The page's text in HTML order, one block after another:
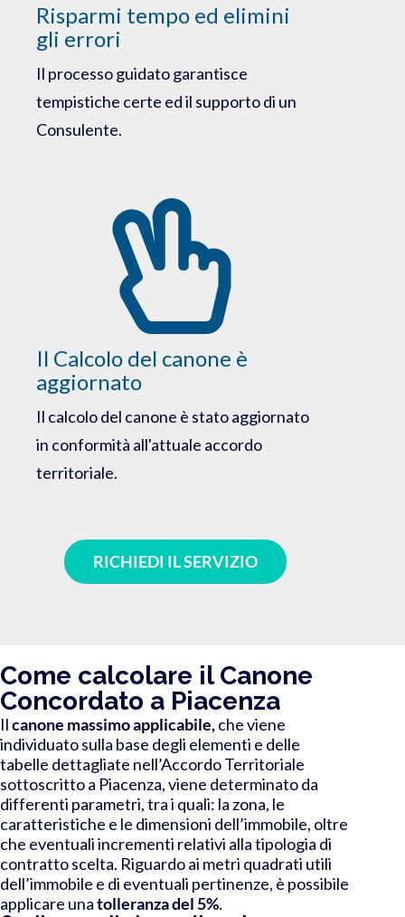
Risparmi tempo ed elimini
gli errori
Il processo guidato garantisce
tempistiche certe ed il supporto di un
Consulente.
Il Calcolo del canone è
aggiornato
Il calcolo del canone è stato aggiornato
in conformità all'attuale accordo
territoriale.
RICHIEDI IL SERVIZIO
Come calcolare il Canone
Concordato a Piacenza
Ilcanone massimoapplicabile,che viene
individuato sulla base degli elementi e delle
tabelle dettagliate nell’Accordo Territoriale
sottoscritto a Piacenza, viene determinato da
differenti parametri, tra i quali: la zona, le
caratteristiche e le dimensioni dell’immobile, oltre
che eventuali incrementi relativi alla tipologia di
contratto scelta. Riguardo ai metri quadrati utili
dell’immobile e di eventuali pertinenze, è possibile
applicare unatolleranza del 5%.